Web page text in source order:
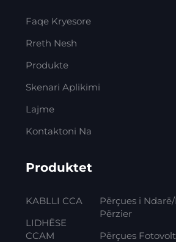
Faqe Kryesore
Rreth Nesh
Produkte
Skenari Aplikimi
Lajme
Kontaktoni Na
Produktet
KABLLI CCA
LIDHËSE
CCAM
Përçues i
Përzier
Përçues